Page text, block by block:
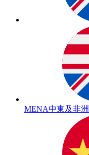
MENA中東及非洲